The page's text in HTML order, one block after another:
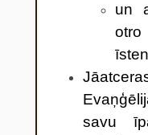
un
savu